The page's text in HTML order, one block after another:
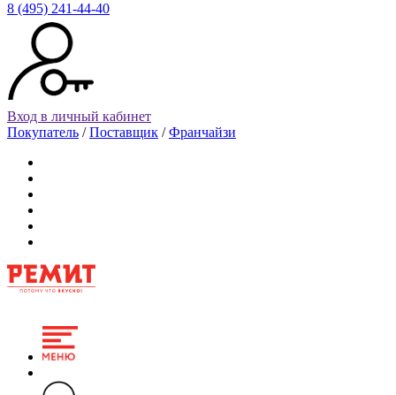
8 (495) 241-44-40
Вход в личный кабинет
Покупатель /Поставщик /Франчайзи